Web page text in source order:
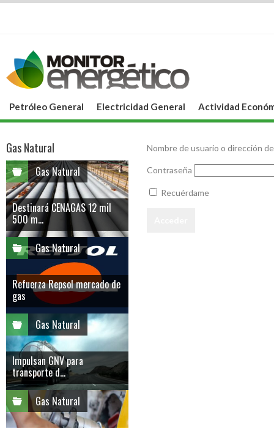
Petróleo General Electricidad General Actividad
Nombre de usuario o dirección
Contraseña
Recuérdame
Gas Natural
Gas Natural
Destinará CENAGAS 12 mil
500 m...
Gas Natural
Refuerza Repsol mercado de
gas
Gas Natural
Impulsan GNV para
transporte d...
Gas Natural